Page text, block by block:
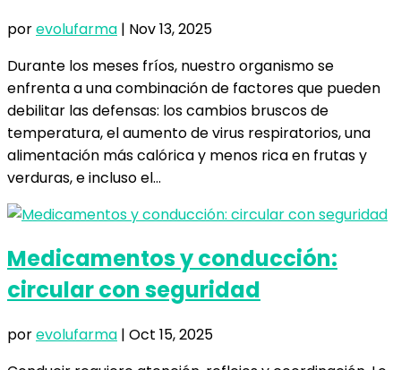
porevolufarma | Nov 13, 2025
Durante los meses fríos, nuestro organismo se
enfrenta a una combinación de factores que pueden
debilitar las defensas: los cambios bruscos de
temperatura, el aumento de virus respiratorios, una
alimentación más calórica y menos rica en frutas y
verduras, e incluso el...
Medicamentos y conducción:
circular con seguridad
porevolufarma | Oct 15, 2025